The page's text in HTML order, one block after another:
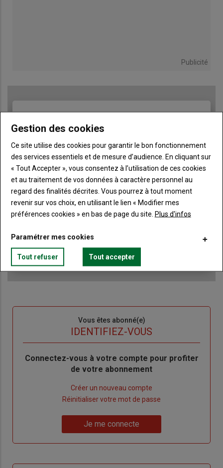
Publicité
Body A partir de 85€
Lien JE M'ABONNE
Liste
à
Accédez à tous les articles du site Terre de Touraine
Consultez le journal Terre de Touraine au format
Ne manquez aucune information grâce à la
newsletter du journal Terre de Touraine
Vous êtes abonné(e)
IDENTIFIEZ-VOUS
Body
Connectez-vous à votre compte pour profiter
de votre abonnement
Créer un nouveau compte
de
Réinitialiser votre mot de passe
me
Je me connecte
Gestion des cookies
Ce site utilise des cookies pour garantir le bon fonctionnement
des services essentiels et de mesure d’audience. En cliquant sur
« Tout Accepter », vous consentez à l’utilisation de ces cookies
et au traitement de vos données à caractère personnel au
regard des finalités décrites. Vous pourrez à tout moment
revenir sur vos choix, en utilisant le lien « Modifier mes
préférences cookies » en bas de page du site. Plus d'infos
Paramétrer mes cookies
Tout refuser Tout accepter